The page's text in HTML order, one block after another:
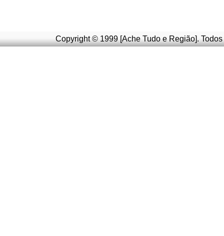
Copyright © 1999 [Ache Tudo e Região].